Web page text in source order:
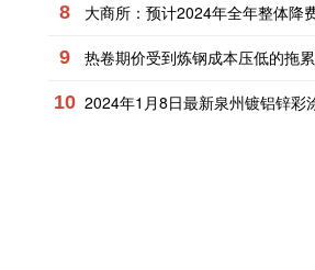
8 大商所：预计2024年全年整体降
9 热卷期价受到炼钢成本压低的拖
10 2024年1月8日最新泉州镀铝锌彩